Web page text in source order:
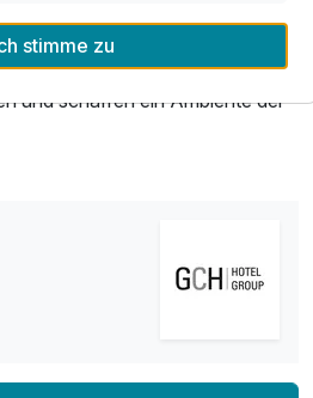
und Suiten unseres
bieten einen Blick auf einen
und schaffen ein Ambiente der
stimme zu